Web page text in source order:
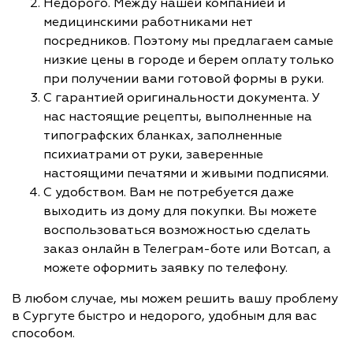
медицинскими работниками нет
посредников. Поэтому мы предлагаем самые
низкие цены в городе и берем оплату только
при получении вами готовой формы в руки.
С гарантией оригинальности документа. У
нас настоящие рецепты, выполненные на
типографских бланках, заполненные
психиатрами от руки, заверенные
настоящими печатями и живыми подписями.
С удобством. Вам не потребуется даже
выходить из дому для покупки. Вы можете
воспользоваться возможностью сделать
заказ онлайн в Телеграм-боте или Вотсап, а
можете оформить заявку по телефону.
В любом случае, мы можем решить вашу проблему
в Сургуте быстро и недорого, удобным для вас
способом.